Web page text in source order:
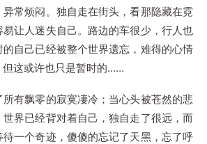
常烦闷。独自走在街头，看那隐藏在霓
让人迷失自己。路边的车很少，行人也
自己已经被整个世界遗忘，难得的心情
但这或许也只是暂时的……
有飘零的寂寞凄冷；当心头被苍然的悲
界已经背对着自己，独自走了很远，而
待一个奇迹，傻傻的忘记了天黑，忘了呼